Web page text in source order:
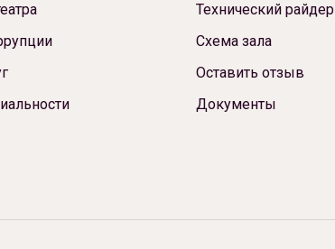
Технический райдер
Схема зала
Оставить отзыв
Документы